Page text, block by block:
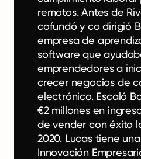
remotos. Antes de
cofundó y co dirigió
empresa de
software que
emprendedores a
crecer negocios de
electrónico. Escaló
€2 millones en
de vender con éxito
2020. Lucas tiene
Innovación